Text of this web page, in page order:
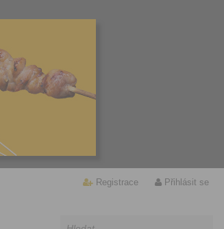
Registrace Přihlásit se